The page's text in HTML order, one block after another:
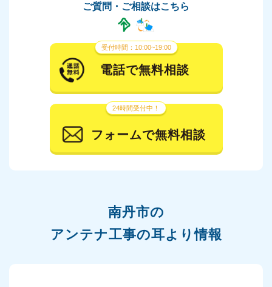
ご質問・ご相談はこちら
受付時間：10:00~19:00
電話で無料相談
24時間受付中！
フォームで無料相談
南丹市の
アンテナ工事の耳より情報